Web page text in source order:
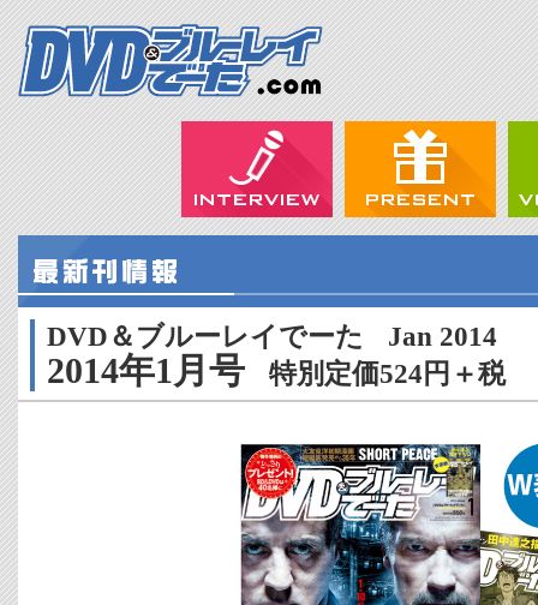
DVD＆ブルーレイでーた Jan 2014
2014年1月号 特別定価524円＋税